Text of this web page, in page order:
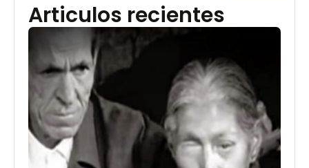
Articulos recientes